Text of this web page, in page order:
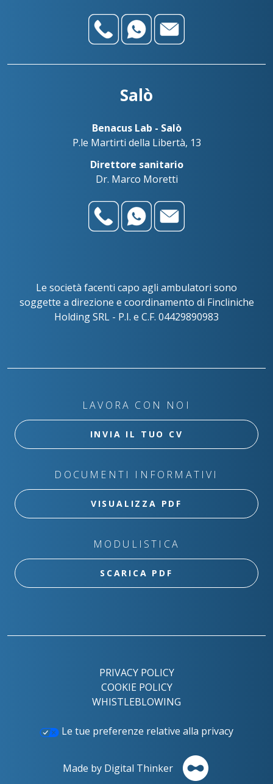
Salò
Benacus Lab - Salò
P.le Martirti della Libertà, 13
Direttore sanitario
Dr. Marco Moretti
Le società facenti capo agli ambulatori sono
soggette a direzione e coordinamento di Fincliniche
Holding SRL - P.I. e C.F. 04429890983
LAVORA CON NOI
INVIA IL TUO CV
DOCUMENTI INFORMATIVI
VISUALIZZA PDF
MODULISTICA
SCARICA PDF
PRIVACY POLICY
COOKIE POLICY
WHISTLEBLOWING
Le tue preferenze relative alla privacy
Made by Digital Thinker